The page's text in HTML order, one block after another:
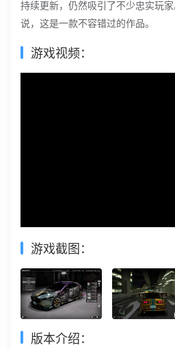
持续更新，仍然吸引了不少忠实玩
说，这是一款不容错过的作品。‌
游戏视频：
游戏截图：
版本介绍：